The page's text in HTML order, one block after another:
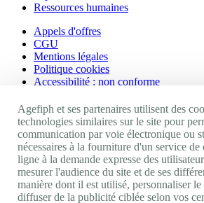
Ressources humaines
Appels d'offres
CGU
Mentions légales
Politique cookies
Accessibilité : non conforme
Nos autres sites
Site portail Agefiph
Activateur de progrès
Handinnov
Innovation et recherche
Université du RRH
Agefiph et ses partenaires utilisent des
technologies similaires sur le site pour
communication par voie électronique ou
nécessaires à la fourniture d'un service
ligne à la demande expresse des
mesurer l'audience du site et de ses
manière dont il est utilisé, personnaliser
diffuser de la publicité ciblée selon vos